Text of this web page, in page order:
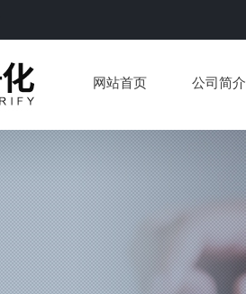
网站首页 公司简介